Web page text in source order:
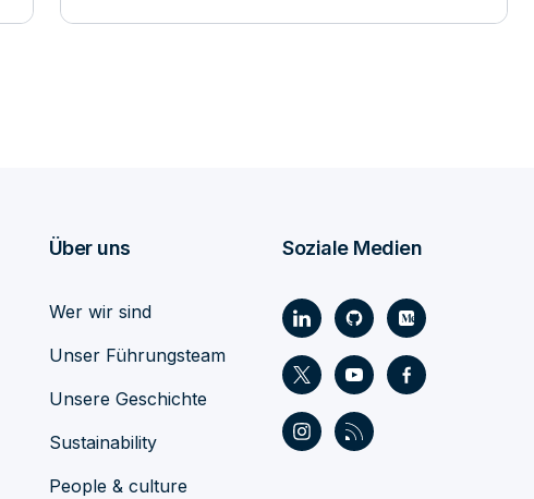
Über uns
Wer wir sind
Unser Führungsteam
Unsere Geschichte
Sustainability
People & culture
Soziale Medien